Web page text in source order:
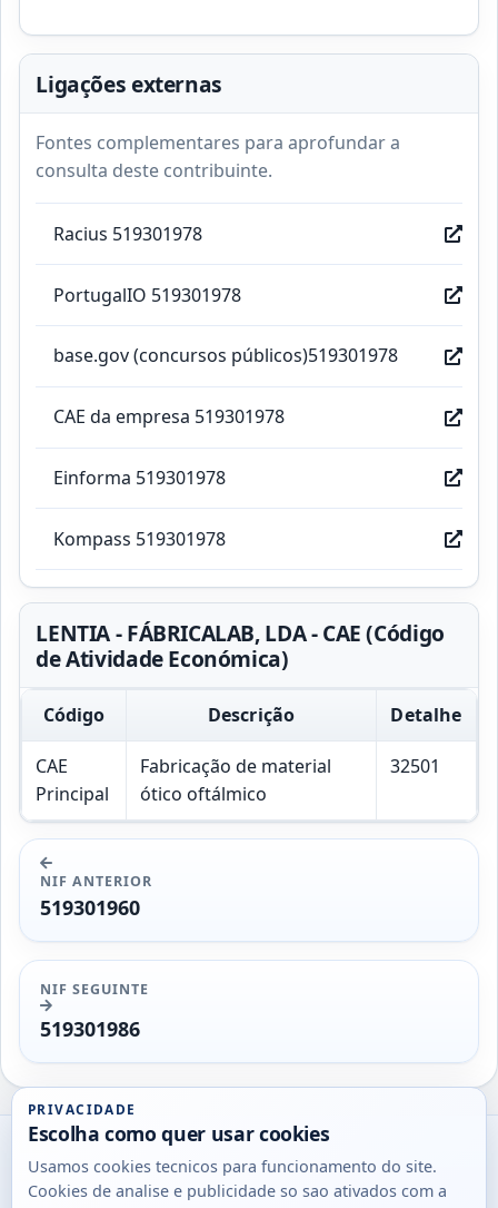
Ligações externas
Fontes complementares para aprofundar a
consulta deste contribuinte.
Racius 519301978
PortugalIO 519301978
base.gov (concursos públicos)519301978
CAE da empresa 519301978
Einforma 519301978
Kompass 519301978
LENTIA - FÁBRICALAB, LDA - CAE (Código
de Atividade Económica)
Código Descrição Detalhe
CAE
Principal
Fabricação de material
ótico oftálmico
32501
NIF ANTERIOR
519301960
NIF SEGUINTE
519301986
Utils
DB
Consultas
PRIVACIDADE
Escolha como quer usar cookies
Usamos cookies tecnicos para funcionamento do site.
Cookies de analise e publicidade so sao ativados com a